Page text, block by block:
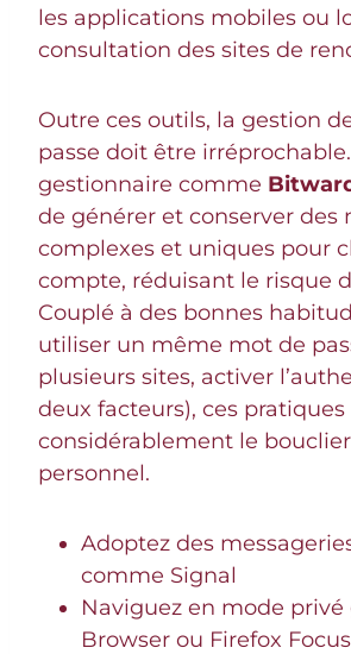
les applications mobiles ou
consultation des sites de
Outre ces outils, la gestion
passe doit être
gestionnaire comme
de générer et conserver des
complexes et uniques pour
compte, réduisant le risque
Couplé à des bonnes
utiliser un même mot de
plusieurs sites, activer
deux facteurs), ces
considérablement le
personnel.
Adoptez des
comme Signal
Naviguez en mode privé
Browser ou Firefox Focus